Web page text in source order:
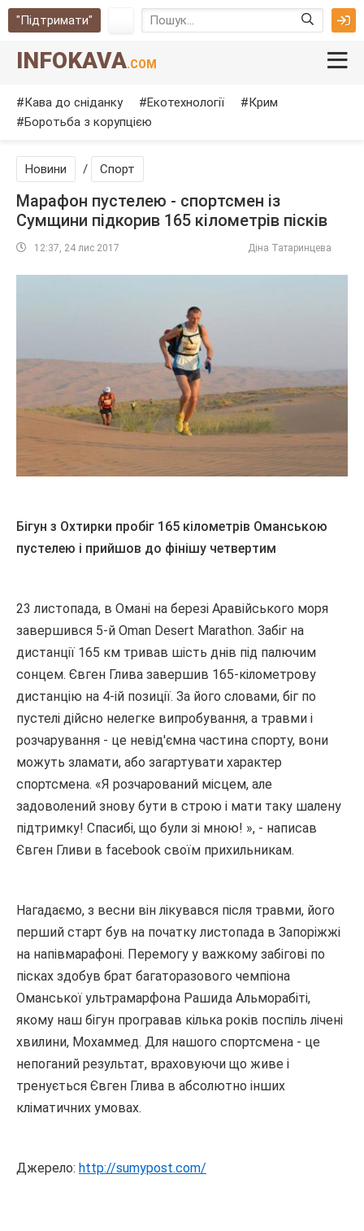
"Підтримати"
INFOKAVA.COM
Кава до сніданку Екотехнології
Крим
Боротьба з корупцією
Новини / Спорт
Марафон пустелею - спортсмен із
Сумщини підкорив 165 кілометрів пісків
12:37, 24 лис 2017 Діна Татаринцева
Бігун з Охтирки пробіг 165 кілометрів Оманською
пустелею і прийшов до фінішу четвертим
23 листопада, в Омані на березі Аравійського моря
завершився 5-й Oman Desert Marathon. Забіг на
дистанції 165 км тривав шість днів під палючим
сонцем. Євген Глива завершив 165-кілометрову
дистанцію на 4-ій позиції. За його словами, біг по
пустелі дійсно нелегке випробування, а травми і
розчарування - це невід'ємна частина спорту, вони
можуть зламати, або загартувати характер
спортсмена. «Я розчарований місцем, але
задоволений знову бути в строю і мати таку шалену
підтримку! Спасибі, що були зі мною! », - написав
Євген Гливи в facebook своїм прихильникам.
Нагадаємо, з весни він лікувався після травми, його
перший старт був на початку листопада в Запоріжжі
на напівмарафоні. Перемогу у важкому забігові по
пісках здобув брат багаторазового чемпіона
Оманської ультрамарфона Рашида Альморабіті,
якому наш бігун програвав кілька років поспіль лічені
хвилини, Мохаммед. Для нашого спортсмена - це
непоганий результат, враховуючи що живе і
тренується Євген Глива в абсолютно інших
кліматичних умовах.
Джерело: http://sumypost.com/